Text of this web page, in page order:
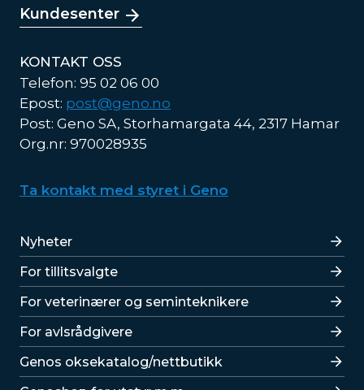
Kundesenter
KONTAKT OSS
Telefon: 95 02 06 00
Epost: post@geno.no
Post: Geno SA, Storhamargata 44, 2317 Hamar
Org.nr: 970028935
Ta kontakt med styret i Geno
Lenker
Nyheter
For tillitsvalgte
For veterinærer og seminteknikere
For avlsrådgivere
Lenker
Genos oksekatalog/nettbutikk